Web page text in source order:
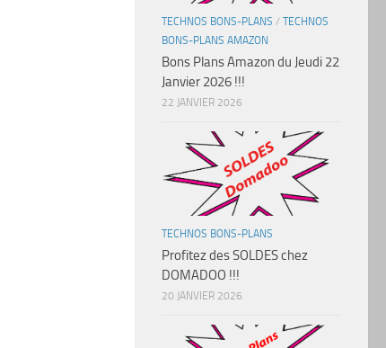
TECHNOS BONS-PLANS / TECHNOS
BONS-PLANS AMAZON
Bons Plans Amazon du Jeudi 22
Janvier 2026 !!!
22 JANVIER 2026
TECHNOS BONS-PLANS
Profitez des SOLDES chez
DOMADOO !!!
20 JANVIER 2026